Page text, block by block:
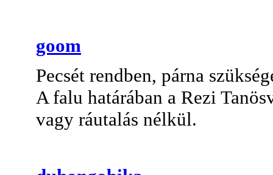
goom
Pecsét rendben, párna
A falu határában a Rezi
vagy ráutalás nélkül.